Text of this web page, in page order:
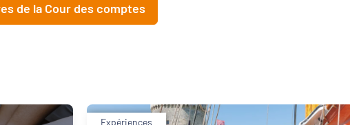
de la Cour des comptes
Expériences